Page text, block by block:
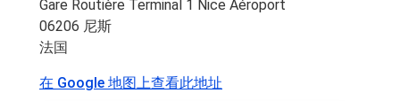
Gare Routière Terminal 1 Nice Aéroport
06206 尼斯
法国
在 Google 地图上查看此地址